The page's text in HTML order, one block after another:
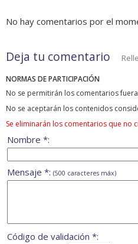
No hay comentarios por el
Deja tu comentario
NORMAS DE PARTICIPACIÓN
No se permitirán los comentarios
No se aceptarán los contenidos
Se eliminarán los comentarios que no
Nombre *:
Mensaje *: (500 caracteres máx)
Código de validación *: